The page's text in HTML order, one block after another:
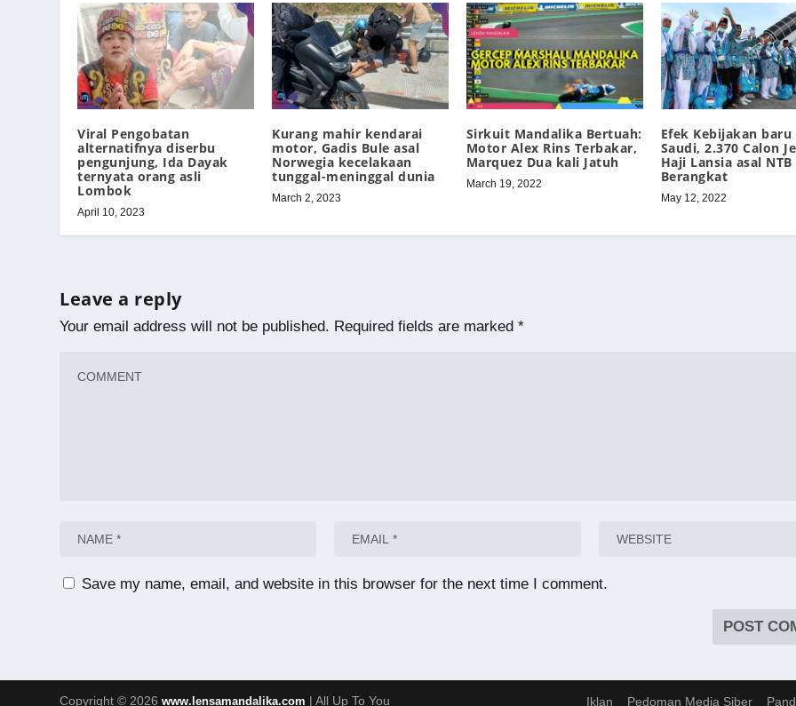
Viral Pengobatan
alternatifnya diserbu
pengunjung, Ida Dayak
ternyata orang asli
Lombok
April 10, 2023
Kurang mahir kendarai
motor, Gadis Bule asal
Norwegia kecelakaan
tunggal-meninggal dunia
March 2, 2023
Sirkuit Mandalika Bertuah:
Motor Alex Rins Terbakar,
Marquez Dua kali Jatuh
March 19, 2022
Efek Kebijakan baru
Saudi, 2.370 Calon
Haji Lansia asal NTB
Berangkat
May 12, 2022
Leave a reply
Your email address will not be published. Required fields are marked*
Save my name, email, and website in this browser for the next time I comment.
Copyright © 2026www.lensamandalika.com | All Up To You Iklan Pedoman Media Siber